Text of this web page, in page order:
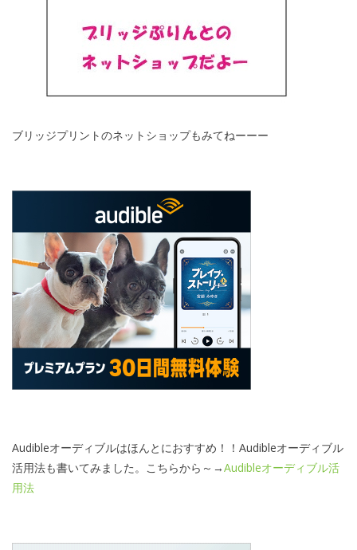
ブリッジプリントのネットショップもみてねーーー
Audibleオーディブルはほんとにおすすめ！！Audibleオーディブル
活用法も書いてみました。こちらから～→Audibleオーディブル活
用法